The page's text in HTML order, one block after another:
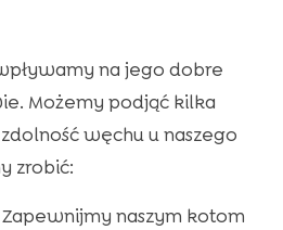
na jego dobre
Możemy podjąć kilka
węchu u naszego
zrobić:
naszym kotom